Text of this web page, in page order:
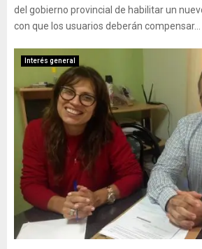
del gobierno provincial de habilitar un
con que los usuarios deberán compensar...
Interés general